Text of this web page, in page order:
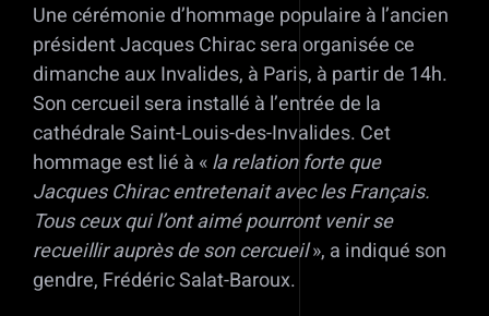
Une cérémonie d’hommage populaire à l’ancien
président Jacques Chirac sera organisée ce
dimanche aux Invalides, à Paris, à partir de 14h.
Son cercueil sera installé à l’entrée de la
cathédrale Saint-Louis-des-Invalides. Cet
hommage est lié à «la relation forte que
Jacques Chirac entretenait avec les Français.
Tous ceux qui l’ont aimé pourront venir se
recueillir auprès de son cercueil», a indiqué son
gendre, Frédéric Salat-Baroux.